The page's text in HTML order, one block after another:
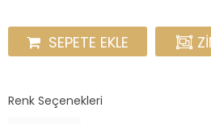
SEPETE EKLE
Renk Seçenekleri